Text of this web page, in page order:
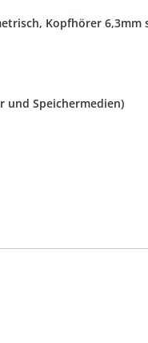
Kopfhörer
und Speichermedien)